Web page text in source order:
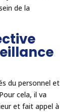
de la
du personnel et
cela, il va
et fait appel à